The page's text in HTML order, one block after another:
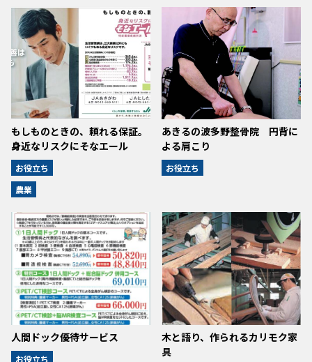
もしものときの、頼れる保証。
身近なリスクにそなエール
お役立ち
農業
あきるの波多野整骨院 円背に
よる肩こり
お役立ち
人間ドック優待サービス
お役立ち
木と語り、作られるカリモク家
具